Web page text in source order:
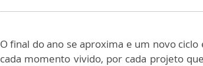
O final do ano se aproxima e um novo
cada momento vivido, por cada projeto